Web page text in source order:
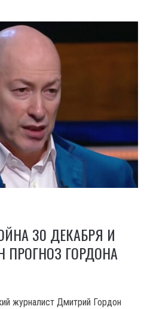
30 ДЕКАБРЯ И
ПРОГНОЗ ГОРДОНА
журналист Дмитрий Гордон